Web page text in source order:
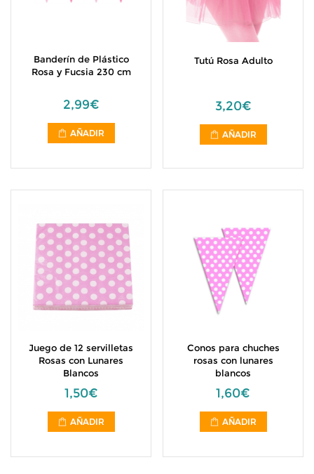
Banderín de Plástico
Rosa y Fucsia 230 cm
2,99€
AÑADIR
Tutú Rosa Adulto
3,20€
AÑADIR
Juego de 12 servilletas
Rosas con Lunares
Blancos
1,50€
AÑADIR
Conos para chuches
rosas con lunares
blancos
1,60€
AÑADIR